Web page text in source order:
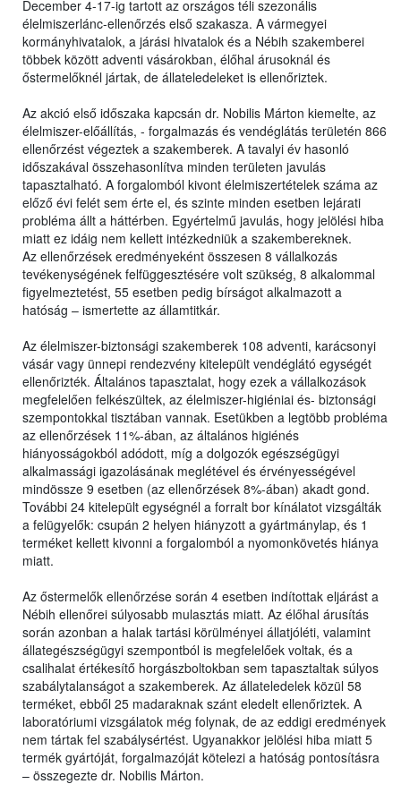
December 4-17-ig tartott az országos téli szezonális
élelmiszerlánc-ellenőrzés első szakasza. A vármegyei
kormányhivatalok, a járási hivatalok és a Nébih szakemberei
többek között adventi vásárokban, élőhal árusoknál és
őstermelőknél jártak, de állateledeleket is ellenőriztek.
Az akció első időszaka kapcsán dr. Nobilis Márton kiemelte, az
élelmiszer-előállítás, - forgalmazás és vendéglátás területén 866
ellenőrzést végeztek a szakemberek. A tavalyi év hasonló
időszakával összehasonlítva minden területen javulás
tapasztalható. A forgalomból kivont élelmiszertételek száma az
előző évi felét sem érte el, és szinte minden esetben lejárati
probléma állt a háttérben. Egyértelmű javulás, hogy jelölési hiba
miatt ez idáig nem kellett intézkedniük a szakembereknek.
Az ellenőrzések eredményeként összesen 8 vállalkozás
tevékenységének felfüggesztésére volt szükség, 8 alkalommal
figyelmeztetést, 55 esetben pedig bírságot alkalmazott a
hatóság – ismertette az államtitkár.
Az élelmiszer-biztonsági szakemberek 108 adventi, karácsonyi
vásár vagy ünnepi rendezvény kitelepült vendéglátó egységét
ellenőrizték. Általános tapasztalat, hogy ezek a vállalkozások
megfelelően felkészültek, az élelmiszer-higiéniai és- biztonsági
szempontokkal tisztában vannak. Esetükben a legtöbb probléma
az ellenőrzések 11%-ában, az általános higiénés
hiányosságokból adódott, míg a dolgozók egészségügyi
alkalmassági igazolásának meglétével és érvényességével
mindössze 9 esetben (az ellenőrzések 8%-ában) akadt gond.
További 24 kitelepült egységnél a forralt bor kínálatot vizsgálták
a felügyelők: csupán 2 helyen hiányzott a gyártmánylap, és 1
terméket kellett kivonni a forgalomból a nyomonkövetés hiánya
miatt.
Az őstermelők ellenőrzése során 4 esetben indítottak eljárást a
Nébih ellenőrei súlyosabb mulasztás miatt. Az élőhal árusítás
során azonban a halak tartási körülményei állatjóléti, valamint
állategészségügyi szempontból is megfelelőek voltak, és a
csalihalat értékesítő horgászboltokban sem tapasztaltak súlyos
szabálytalanságot a szakemberek. Az állateledelek közül 58
terméket, ebből 25 madaraknak szánt eledelt ellenőriztek. A
laboratóriumi vizsgálatok még folynak, de az eddigi eredmények
nem tártak fel szabálysértést. Ugyanakkor jelölési hiba miatt 5
termék gyártóját, forgalmazóját kötelezi a hatóság pontosításra
– összegezte dr. Nobilis Márton.